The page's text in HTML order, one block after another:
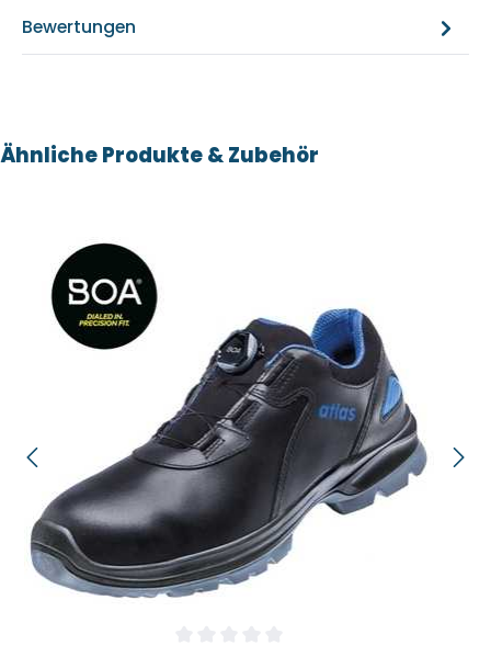
Bewertungen
Produktgalerie überspringen
Ähnliche Produkte & Zubehör